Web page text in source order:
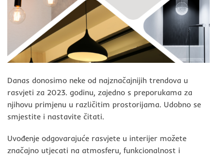
Danas donosimo neke od najznačajnijih trendova u
rasvjeti za 2023. godinu, zajedno s preporukama za
njihovu primjenu u različitim prostorijama. Udobno se
smjestite i nastavite čitati.
Uvođenje odgovarajuće rasvjete u interijer možete
značajno utjecati na atmosferu, funkcionalnost i